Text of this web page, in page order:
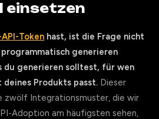
einsetzen
Token hast, ist die Frage nicht
generieren
du generieren solltest, für wen
deines Produkts passt. Dieser
zwölf Integrationsmuster, die wir
Adoption am häufigsten sehen,